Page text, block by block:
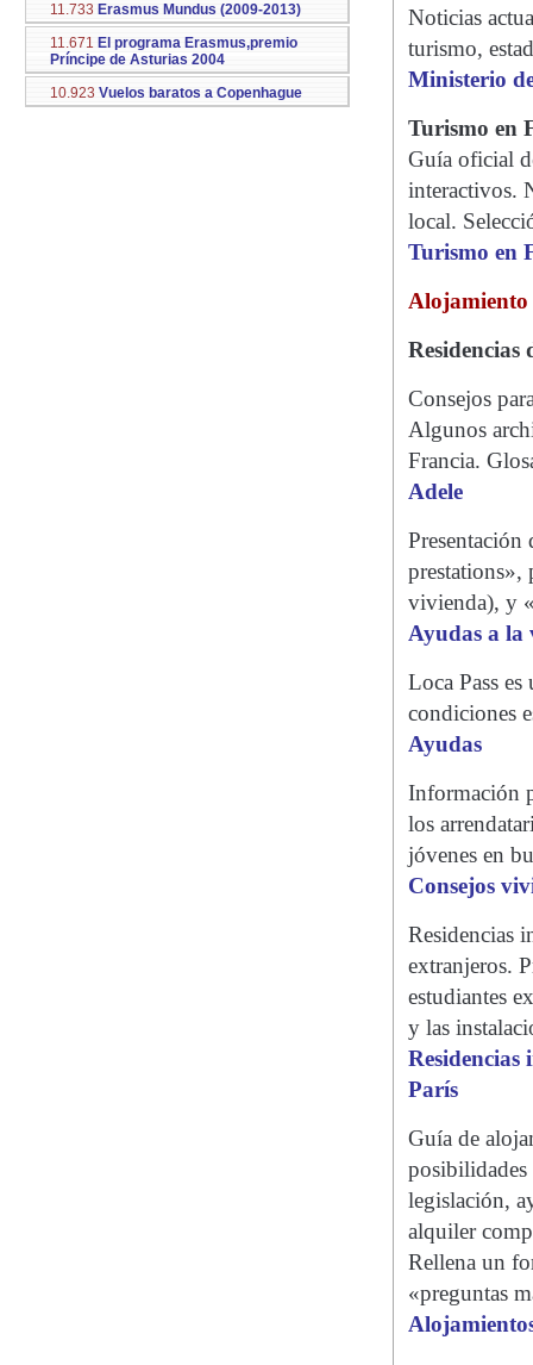
11.733 Erasmus Mundus (2009-2013)
11.671 El programa Erasmus,premio
Príncipe de Asturias 2004
10.923 Vuelos baratos a Copenhague
Noticias
turismo,
Ministerio
Turismo en
Guía oficial
interactivos.
local.
Turismo en
Alojamiento
Consejos
Algunos
Francia.
Adele
Presentación
prestations»,
vivienda), y
Ayudas a la
Loca Pass
condiciones
Ayudas
Información
los
jóvenes en
Consejos
Residencias
extranjeros.
estudiantes
y las
Residencias
París
Guía de
posibilidades
legislación,
alquiler
Rellena un
«preguntas